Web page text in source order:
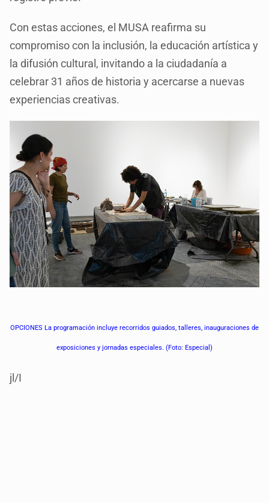
Con estas acciones, el MUSA reafirma su
compromiso con la inclusión, la educación artística y
la difusión cultural, invitando a la ciudadanía a
celebrar 31 años de historia y acercarse a nuevas
experiencias creativas.
OPCIONES La programación incluye recorridos guiados, talleres, inauguraciones de
exposiciones y jornadas especiales. (Foto: Especial)
jl/I